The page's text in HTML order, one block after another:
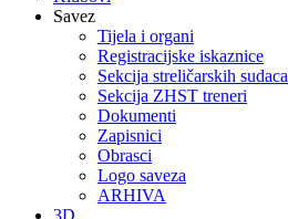
Savez
Tijela i organi
Registracijske iskaznice
Sekcija streličarskih sudaca
Sekcija ZHST treneri
Dokumenti
Zapisnici
Obrasci
Logo saveza
ARHIVA
3D